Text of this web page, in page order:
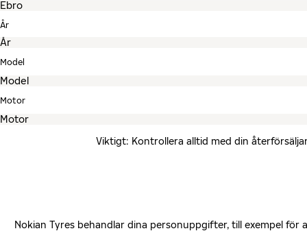
År
Model
Motor
Viktigt: Kontrollera alltid med din
Nokian Tyres behandlar dina personuppgifter, till exempel